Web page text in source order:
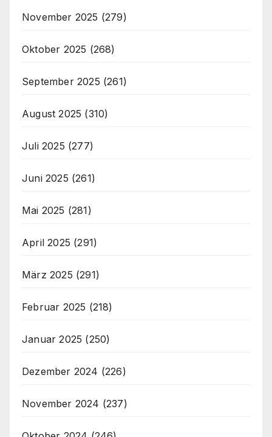
November 2025 (279)
Oktober 2025 (268)
September 2025 (261)
August 2025 (310)
Juli 2025 (277)
Juni 2025 (261)
Mai 2025 (281)
April 2025 (291)
März 2025 (291)
Februar 2025 (218)
Januar 2025 (250)
Dezember 2024 (226)
November 2024 (237)